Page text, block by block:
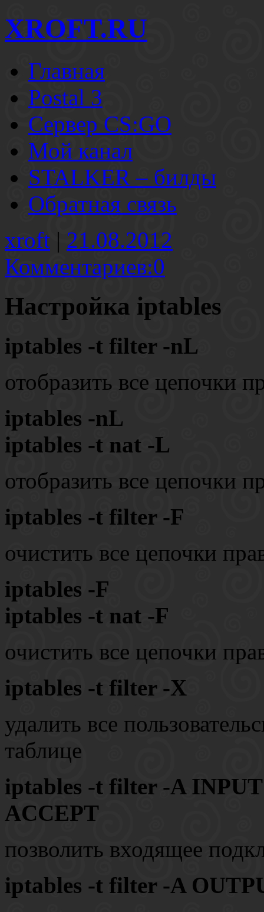
XROFT.RU
Главная
Postal 3
Сервер CS:GO
Мой канал
STALKER – билды
Обратная связь
xroft | 21.08.2012
Комментариев:0
Настройка iptables
iptables -t filter -nL
отобразить все цепочки
iptables -nL
iptables -t nat -L
отобразить все цепочки
iptables -t filter -F
очистить все цепочки
iptables -F
iptables -t nat -F
очистить все цепочки
iptables -t filter -X
удалить все
таблице
iptables -t filter -A
ACCEPT
позволить входящее
iptables -t filter -A